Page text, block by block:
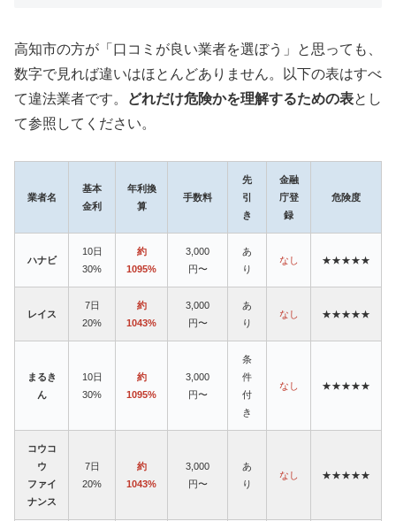
高知市の方が「口コミが良い業者を選ぼう」と思っても、
数字で見れば違いはほとんどありません。以下の表はすべ
て違法業者です。
どれだけ危険かを理解するための表とし
て参照してください。
業者名
基本
金利
年利換
算
手数料
先
引
き
金融
庁登
録
危険度
ハナビ
10日
30%
約
1095%
3,000
円〜
あ
り
なし ★★★★★
レイス
7日
20%
約
1043%
3,000
円〜
あ
り
なし ★★★★★
まるき
ん
10日
30%
約
1095%
3,000
円〜
条
件
付
き
なし ★★★★★
コウコ
ウ
ファイ
ナンス
7日
20%
約
1043%
3,000
円〜
あ
り
なし ★★★★★